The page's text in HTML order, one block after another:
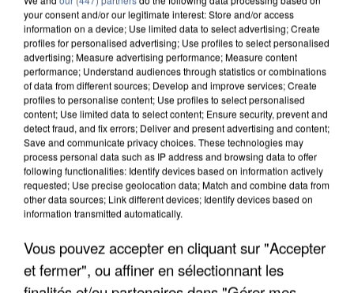
L’UN DES FONDATEURS SUPPOSÉS DE LA DZ
MAFIA INTERPELLÉ EN ALGÉRIE
your consent and/or our legitimate interest: Store and/or access
information on a device; Use limited data to select advertising; Create
profiles for personalised advertising; Use profiles to select personalised
advertising; Measure advertising performance; Measure content
performance; Understand audiences through statistics or combinations
of data from different sources; Develop and improve services; Create
profiles to personalise content; Use profiles to select personalised
content; Use limited data to select content; Ensure security, prevent and
detect fraud, and fix errors; Deliver and present advertising and content;
Save and communicate privacy choices. These technologies may
process personal data such as IP address and browsing data to offer
following functionalities: Identify devices based on information actively
requested; Use precise geolocation data; Match and combine data from
other data sources; Link different devices; Identify devices based on
information transmitted automatically.
Vous pouvez accepter en cliquant sur "Accepter
et fermer", ou affiner en sélectionnant les